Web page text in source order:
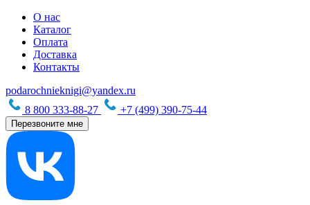
О нас
Каталог
Оплата
Доставка
Контакты
podarochnieknigi@yandex.ru
8 800 333-88-27
+7 (499) 390-75-44
Перезвоните мне